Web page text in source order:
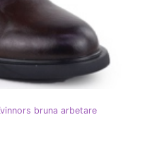
bruna arbetare